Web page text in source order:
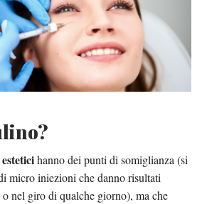
hanno dei punti di somiglianza (si
micro iniezioni che danno risultati
nel giro di qualche giorno), ma che